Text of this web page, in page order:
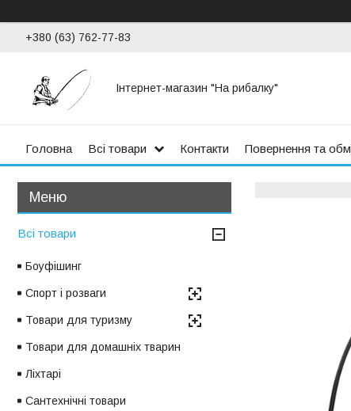
+380 (63) 762-77-83
Інтернет-магазин "На рибалку"
Головна Всі товари Контакти Повернення та
Всі товари
Боуфішинг
Спорт і розваги
Товари для туризму
Товари для домашніх тварин
Ліхтарі
Сантехнічні товари